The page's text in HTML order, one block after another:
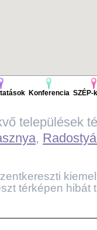
Konferencia SZÉP-
települések
,
térképen hibát